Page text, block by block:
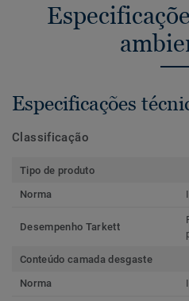
Especificações
Classificação
Tipo de produto
Norma
Desempenho Tarkett
Conteúdo camada desgaste
Norma